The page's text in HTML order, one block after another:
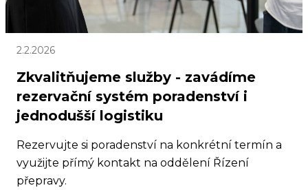
2.2.2026
Zkvalitňujeme služby - zavádíme
rezervační systém poradenství i
jednodušší logistiku
Rezervujte si poradenství na konkrétní termín a
využijte přímý kontakt na oddělení Řízení
přepravy.